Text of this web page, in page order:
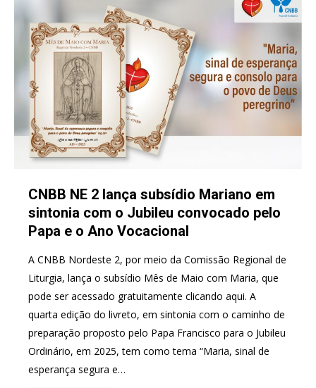
CNBB NE 2 lança subsídio Mariano em
sintonia com o Jubileu convocado pelo
Papa e o Ano Vocacional
A CNBB Nordeste 2, por meio da Comissão Regional de
Liturgia, lança o subsídio Mês de Maio com Maria, que
pode ser acessado gratuitamente clicando aqui. A
quarta edição do livreto, em sintonia com o caminho de
preparação proposto pelo Papa Francisco para o Jubileu
Ordinário, em 2025, tem como tema “Maria, sinal de
esperança segura e…